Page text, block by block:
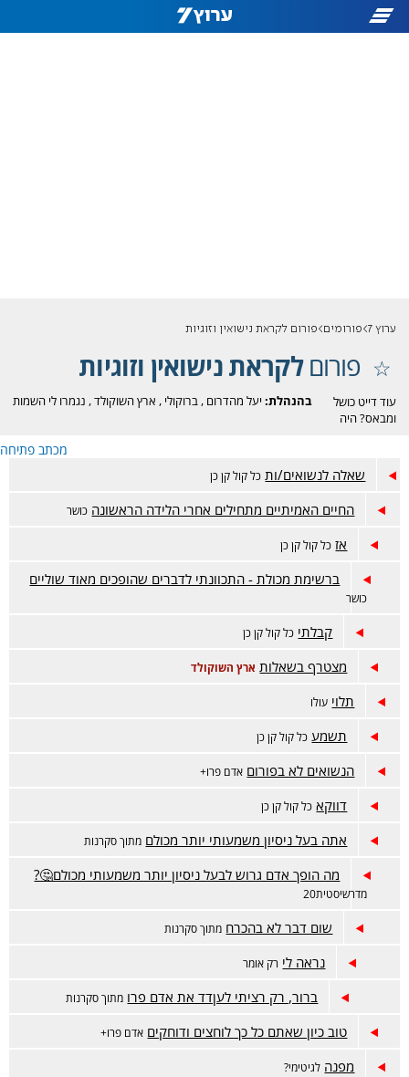
ערוץ 7 פורומים פורום לקראת נישואין וזוגיות
פורוםלקראת נישואין וזוגיות
בהנהלת: יעל מהדרום ,ברוקולי , ארץ השוקולד, נגמרו לי השמות
עוד דייט כושל
ומבאס? היה
טוב? זה המקום.
מכתב פתיחה
שאלה לנשואים/ות כל קול קן כן
החיים האמיתיים מתחילים אחרי הלידה הראשונה כושר
אז כל קול קן כן
ברשימת מכולת - התכוונתי לדברים שהופכים מאוד שוליים
כושר
קבלתי כל קול קן כן
מצטרף בשאלות ארץ השוקולד
תלוי עולו
תשמע כל קול קן כן
הנשואים לא בפורום אדם פרו+
דווקא כל קול קן כן
אתה בעל ניסיון משמעותי יותר מכולם מתוך סקרנות
מה הופך אדם גרוש לבעל ניסיון יותר משמעותי מכולם🤔?
מדרשיסטית20
שום דבר לא בהכרח מתוך סקרנות
נראה לי רק אומר
ברור, רק רציתי לעןדד את אדם פרו מתוך סקרנות
טוב כיון שאתם כל כך לוחצים ודוחקים אדם פרו+
מפנה לגיטימי?